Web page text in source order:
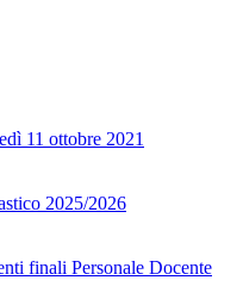
11 ottobre 2021
2025/2026
finali Personale Docente